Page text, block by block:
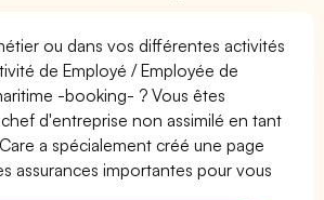
ou dans vos différentes activités
de Employé / Employée de
-booking- ? Vous êtes
d'entreprise non assimilé en tant
a spécialement créé une page
assurances importantes pour vous